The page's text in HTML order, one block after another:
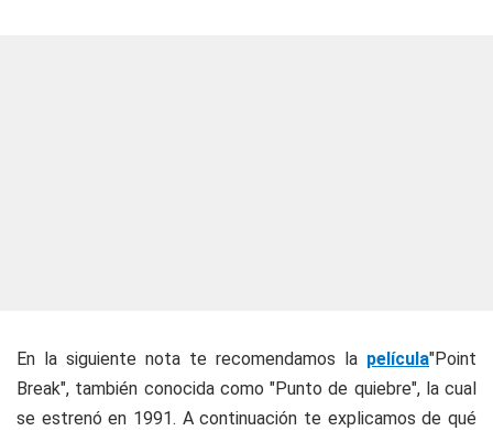
En la siguiente nota te recomendamos la película"Point
Break", también conocida como "Punto de quiebre", la cual
se estrenó en 1991. A continuación te explicamos de qué